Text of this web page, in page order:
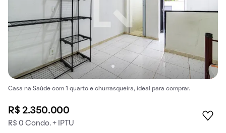
Casa na Saúde com 1 quarto e churrasqueira, ideal para comprar.
R$ 2.350.000
R$ 0 Condo. + IPTU